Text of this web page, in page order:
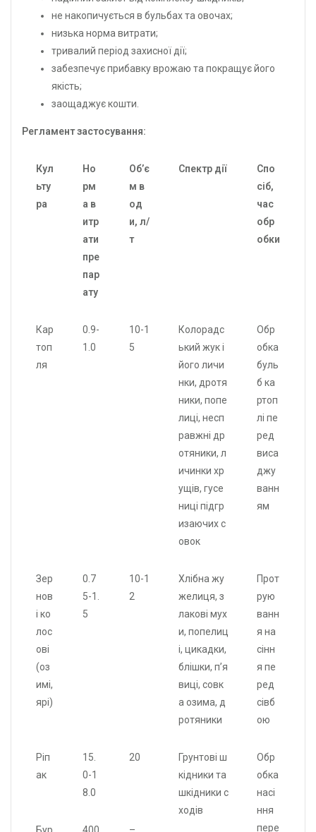
не накопичується в бульбах та овочах;
низька норма витрати;
тривалий період захисної дії;
забезпечує прибавку врожаю та покращує його
якість;
заощаджує кошти.
Регламент застосування:
Кул
ьту
ра
Но
рм
а в
итр
ати
пре
пар
ату
Об’є
м в
од
и, л/
т
Спектр дії
Спо
сіб,
час
обр
обки
Кар
топ
ля
0.9-
1.0
10-1
5
Колорадс
ький жук і
його личи
нки, дротя
ники, попе
лиці, несп
равжні др
отяники, л
ичинки хр
ущів, гусе
ниці підгр
изаючих с
овок
Обр
обка
буль
б ка
ртоп
лі пе
ред
виса
джу
ванн
ям
Зер
нов
і ко
лос
ові
(оз
имі,
ярі)
0.7
5-1.
5
10-1
2
Хлібна жу
желиця, з
лакові мух
и, попелиц
і, цикадки,
блішки, п’я
виці, совк
а озима, д
ротяники
Прот
рую
ванн
я на
сінн
я пе
ред
сівб
ою
Ріп
ак
15.
0-1
8.0
20
Грунтові ш
кідники та
шкідники с
ходів
Обр
обка
насі
ння
пере